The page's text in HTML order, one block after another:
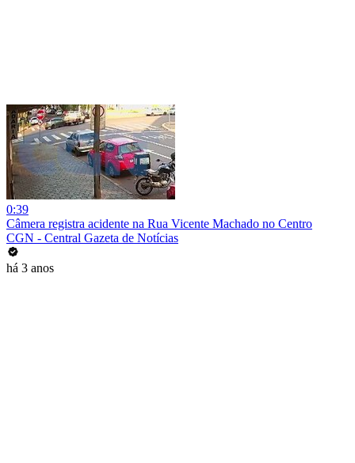
0:39
Câmera registra acidente na Rua Vicente Machado no Centro
CGN - Central Gazeta de Notícias
há 3 anos